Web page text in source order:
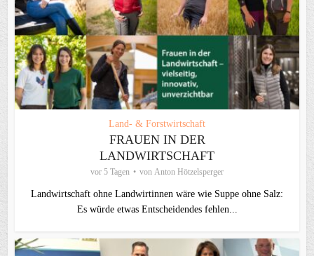
Land- & Forstwirtschaft
FRAUEN IN DER
LANDWIRTSCHAFT
vor 5 Tagen von Anton Hötzelsperger
Landwirtschaft ohne Landwirtinnen wäre wie Suppe ohne Salz:
Es würde etwas Entscheidendes fehlen...